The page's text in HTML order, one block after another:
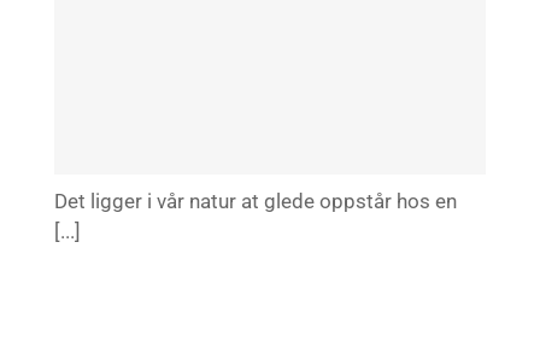
Det ligger i vår natur at glede oppstår hos en
[...]